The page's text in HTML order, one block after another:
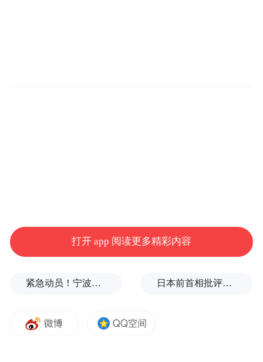
打开 app 阅读更多精彩内容
紧急动员！宁波、温州、金华、舟山、台州、丽水等市市长，发表电视讲话 日本前首相批评高市在处理中美关系上缺乏战略